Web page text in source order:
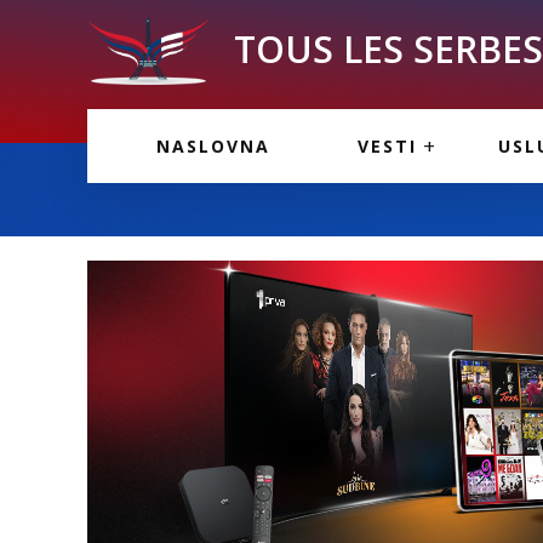
TOUS LES
NASLOVNA VESTI